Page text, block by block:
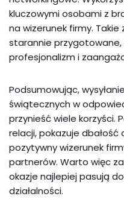
kluczowymi osobami z
na wizerunek firmy.
starannie przygotowane,
profesjonalizm i
Podsumowując,
świątecznych w
przynieść wiele korzyści.
relacji, pokazuje
pozytywny wizerunek
partnerów. Warto więc
okazje najlepiej pasują
działalności.